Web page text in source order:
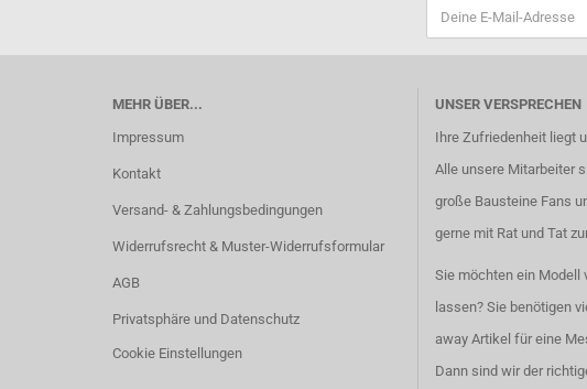
MEHR ÜBER...
Impressum
Kontakt
Versand- & Zahlungsbedingungen
Widerrufsrecht & Muster-Widerrufsformular
AGB
Privatsphäre und Datenschutz
Cookie Einstellungen
UNSER VERSPRECHEN
Ihre Zufriedenheit liegt
Alle unsere Mitarbeiter
große Bausteine Fans
gerne mit Rat und Tat
Sie möchten ein Modell
lassen? Sie benötigen
away Artikel für eine
Dann sind wir der